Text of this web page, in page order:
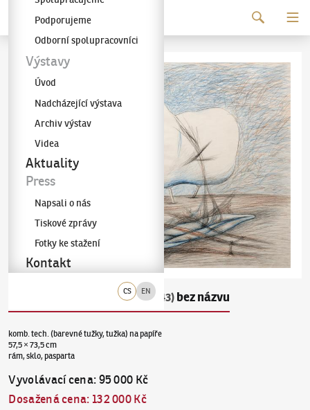
Galerie KODL
CS EN
Podporujeme
Odborní spolupracovníci
Výstavy
Úvod
Nadcházející výstava
Archiv výstav
Videa
Aktuality
Press
Napsali o nás
Tiskové zprávy
Fotky ke stažení
Kontakt
(1890–1943) bez názvu
komb. tech. (barevné tužky, tužka) na papíře
57,5 × 73,5 cm
rám, sklo, pasparta
Vyvolávací cena:95 000 Kč
Dosažená cena: 132 000 Kč